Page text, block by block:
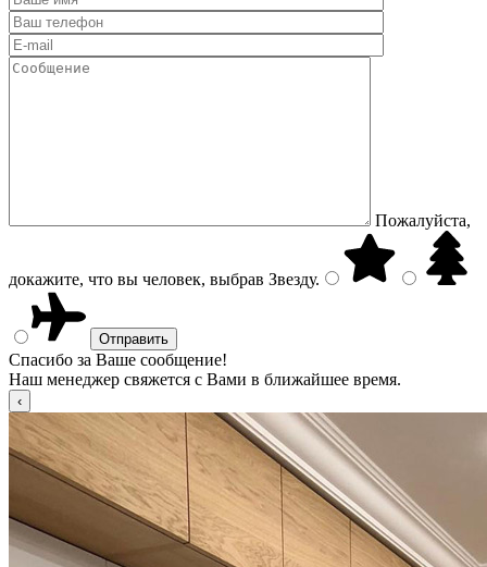
Пожалуйста,
докажите, что вы человек, выбрав Звезду.
Спасибо за Ваше сообщение!
Наш менеджер свяжется с Вами в ближайшее время.